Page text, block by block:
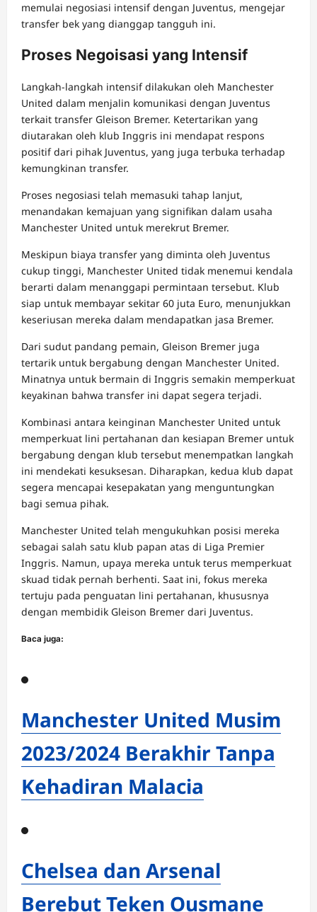
memulai negosiasi intensif dengan Juventus, mengejar
transfer bek yang dianggap tangguh ini.
Proses Negoisasi yang Intensif
Langkah-langkah intensif dilakukan oleh Manchester
United dalam menjalin komunikasi dengan Juventus
terkait transfer Gleison Bremer. Ketertarikan yang
diutarakan oleh klub Inggris ini mendapat respons
positif dari pihak Juventus, yang juga terbuka terhadap
kemungkinan transfer.
Proses negosiasi telah memasuki tahap lanjut,
menandakan kemajuan yang signifikan dalam usaha
Manchester United untuk merekrut Bremer.
Meskipun biaya transfer yang diminta oleh Juventus
cukup tinggi, Manchester United tidak menemui kendala
berarti dalam menanggapi permintaan tersebut. Klub
siap untuk membayar sekitar 60 juta Euro, menunjukkan
keseriusan mereka dalam mendapatkan jasa Bremer.
Dari sudut pandang pemain, Gleison Bremer juga
tertarik untuk bergabung dengan Manchester United.
Minatnya untuk bermain di Inggris semakin memperkuat
keyakinan bahwa transfer ini dapat segera terjadi.
Kombinasi antara keinginan Manchester United untuk
memperkuat lini pertahanan dan kesiapan Bremer untuk
bergabung dengan klub tersebut menempatkan langkah
ini mendekati kesuksesan. Diharapkan, kedua klub dapat
segera mencapai kesepakatan yang menguntungkan
bagi semua pihak.
Manchester United telah mengukuhkan posisi mereka
sebagai salah satu klub papan atas di Liga Premier
Inggris. Namun, upaya mereka untuk terus memperkuat
skuad tidak pernah berhenti. Saat ini, fokus mereka
tertuju pada penguatan lini pertahanan, khususnya
dengan membidik Gleison Bremer dari Juventus.
Baca juga:
Manchester United Musim
2023/2024 Berakhir Tanpa
Kehadiran Malacia
Chelsea dan Arsenal
Berebut Teken Ousmane